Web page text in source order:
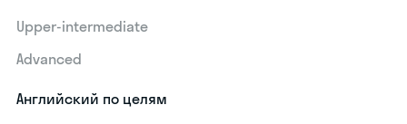
Upper-intermediate
Advanced
Английский по целям